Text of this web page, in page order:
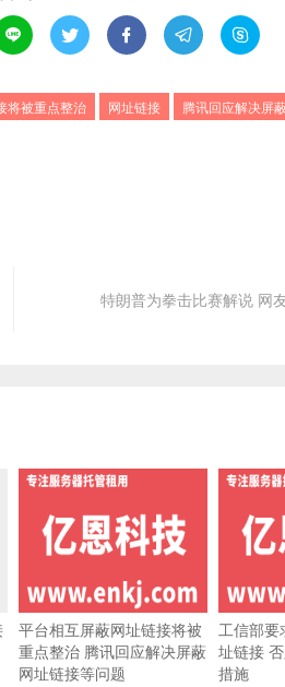
    
将被重点整治 网址链接 腾讯回应解决屏
特朗普为拳击比赛解说 网
平台相互屏蔽网址链接将被
重点整治 腾讯回应解决屏蔽
网址链接等问题
工信部要
址链接
措施